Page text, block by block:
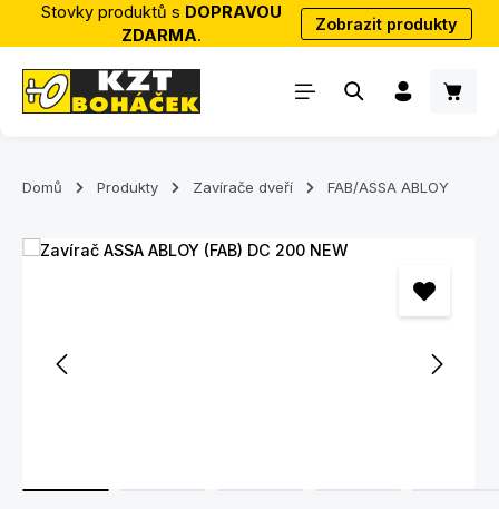
Přejít na hlavní obsah
Stovky produktů s DOPRAVOU
ZDARMA.
Zobrazit produkty
Domů Produkty Zavírače dveří FAB/ASSA ABLOY
Přeskočit galerii obrázků